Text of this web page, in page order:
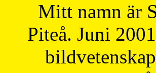
Mitt namn är
Piteå. Juni